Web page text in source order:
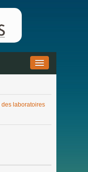
des laboratoires